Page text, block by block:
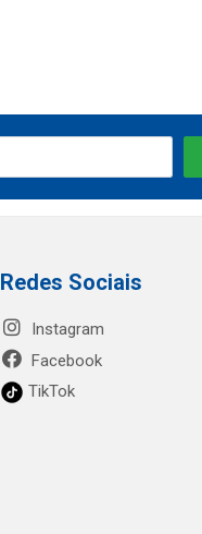
Redes Sociais
Instagram
Facebook
TikTok